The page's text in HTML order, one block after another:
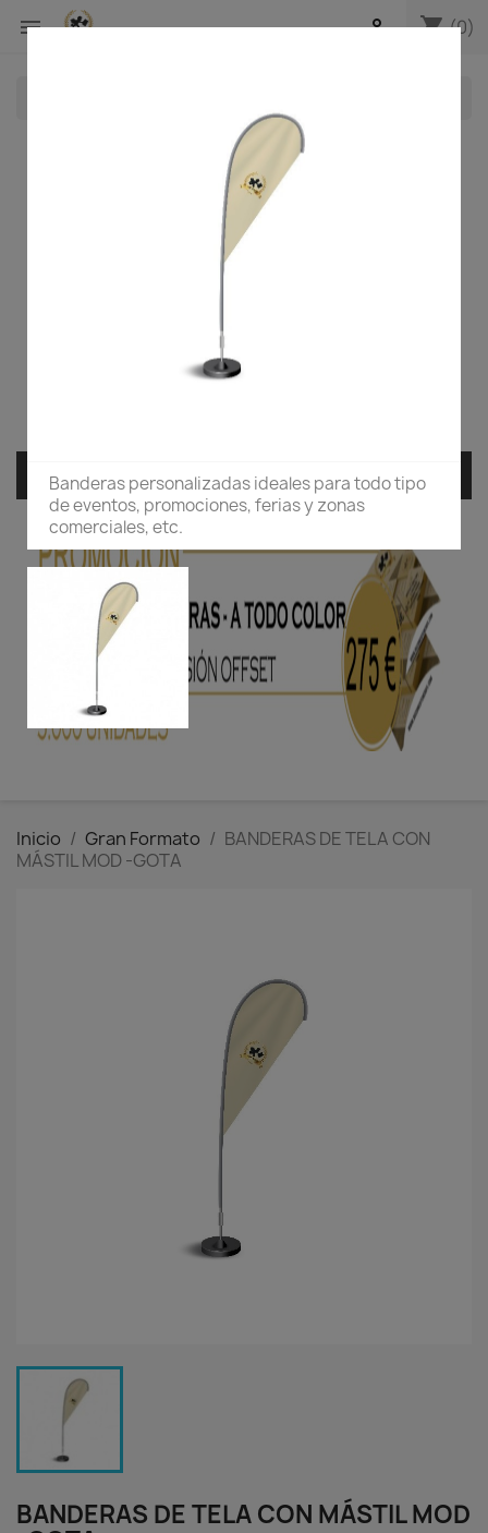
 shopping_cart(0)

PROMOCION FLYER A5
Inicio Gran Formato
BANDERAS DE TELA CON
MÁSTIL MOD -GOTA
BANDERAS DE TELA CON MÁSTIL MOD
Banderas personalizadas ideales para todo tipo
de eventos, promociones, ferias y zonas
comerciales, etc.